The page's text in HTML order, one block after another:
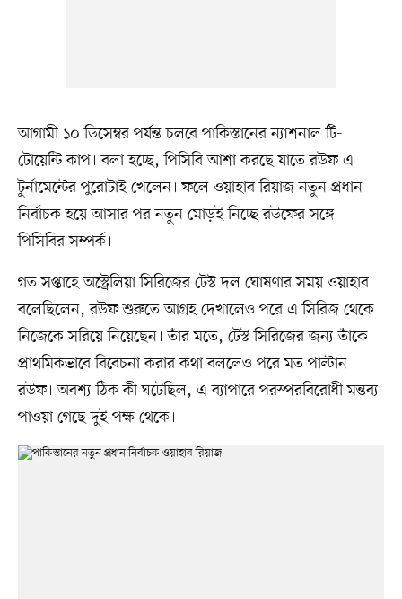
আগামী ১০ ডিসেম্বর পর্যন্ত চলবে পাকিস্তানের ন্যাশনাল টি-
টোয়েন্টি কাপ। বলা হচ্ছে, পিসিবি আশা করছে যাতে রউফ এ
টুর্নামেন্টের পুরোটাই খেলেন। ফলে ওয়াহাব রিয়াজ নতুন প্রধান
নির্বাচক হয়ে আসার পর নতুন মোড়ই নিচ্ছে রউফের সঙ্গে
পিসিবির সম্পর্ক।
গত সপ্তাহে অস্ট্রেলিয়া সিরিজের টেস্ট দল ঘোষণার সময় ওয়াহাব
বলেছিলেন, রউফ শুরুতে আগ্রহ দেখালেও পরে এ সিরিজ থেকে
নিজেকে সরিয়ে নিয়েছেন। তাঁর মতে, টেস্ট সিরিজের জন্য তাঁকে
প্রাথমিকভাবে বিবেচনা করার কথা বললেও পরে মত পাল্টান
রউফ। অবশ্য ঠিক কী ঘটেছিল, এ ব্যাপারে পরস্পরবিরোধী মন্তব্য
পাওয়া গেছে দুই পক্ষ থেকে।